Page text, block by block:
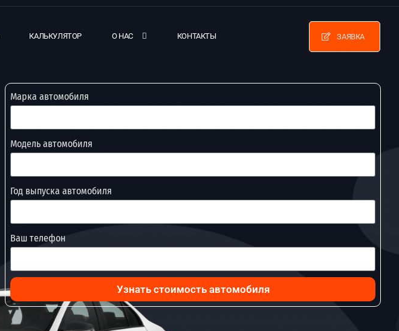
КАЛЬКУЛЯТОР О НАС КОНТАКТЫ ЗАЯВКА
Марка автомобиля
Модель автомобиля
Год выпуска автомобиля
Ваш телефон
Узнать стоимость автомобиля